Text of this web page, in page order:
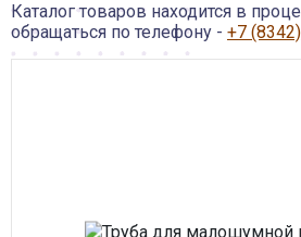
Детали трубопроводов и
Запорная и регулирующая
Инструмент
Оплата
Каталог товаров находится в
обращаться по телефону - +7